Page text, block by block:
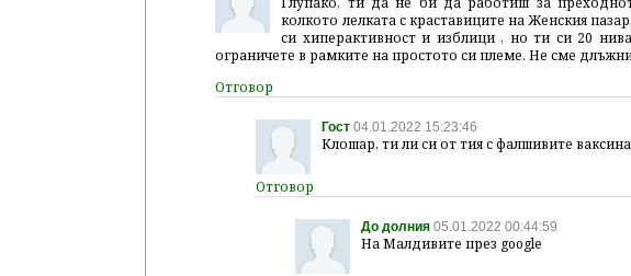
колкото лелката с краставиците на Женския
си хиперактивност и изблици , но ти си 20
ограничете в рамките на простото си племе. Не сме
Гост04.01.2022 15:23:46
Клошар, ти ли си от тия с фалшивите
До долния 05.01.2022 00:44:59
На Малдивите през google